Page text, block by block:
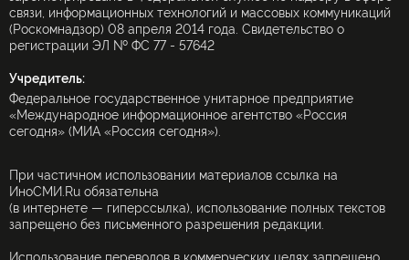
связи, информационных технологий и массовых коммуникаций
(Роскомнадзор) 08 апреля 2014 года. Свидетельство о
регистрации ЭЛ № ФС 77 - 57642
Учредитель:
Федеральное государственное унитарное предприятие
«Международное информационное агентство «Россия
сегодня» (МИА «Россия сегодня»).
При частичном использовании материалов ссылка на
ИноСМИ.Ru обязательна
(в интернете — гиперссылка), использование полных текстов
запрещено без письменного разрешения редакции.